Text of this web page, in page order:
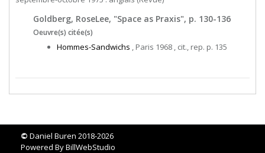
Goldberg, RoseLee, "Space as Praxis", p. 130-136
Oeuvre(s) citée(s)
Hommes-Sandwichs , Paris 1968 , cit., rep. p. 135
© Daniel Buren 2018-2026
Powered ByBillWebStudio